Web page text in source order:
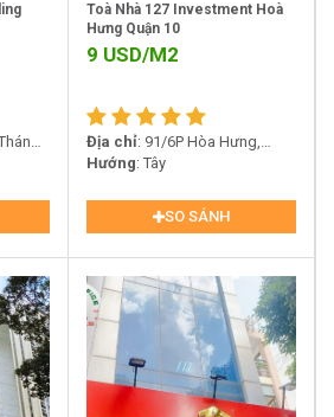
Toà Nhà 127 Investment Hoà
Hưng Quận 10
9 USD/M2
Địa chỉ: 91/6P Hòa Hưng,
Phường 12, Quận 10, TP. HCM
Hướng : Tây
SO SÁNH